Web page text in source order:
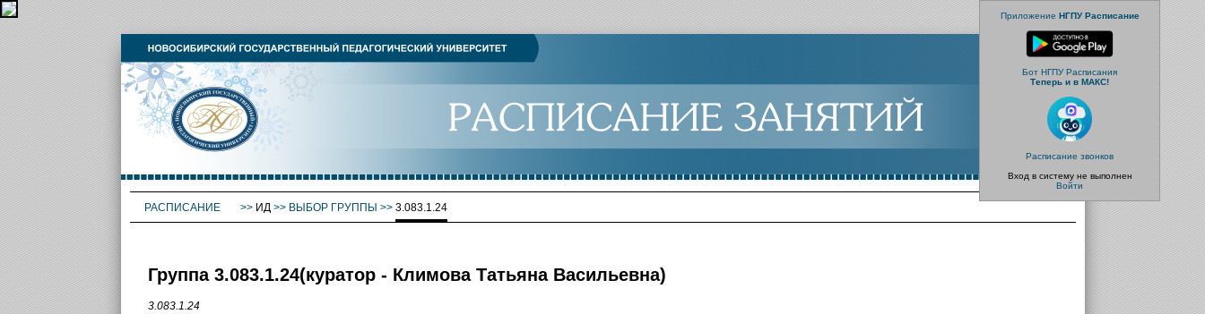
Приложение НГПУ Расписание
Бот НГПУ Расписания
Теперь и в МАКС!
Расписание звонков
Вход в систему не выполнен
Войти
РАСПИСАНИЕ >> ИД>> ВЫБОР ГРУППЫ >> 3.083.1.24
Группа 3.083.1.24(куратор - Климова Татьяна Васильевна)
3.083.1.24